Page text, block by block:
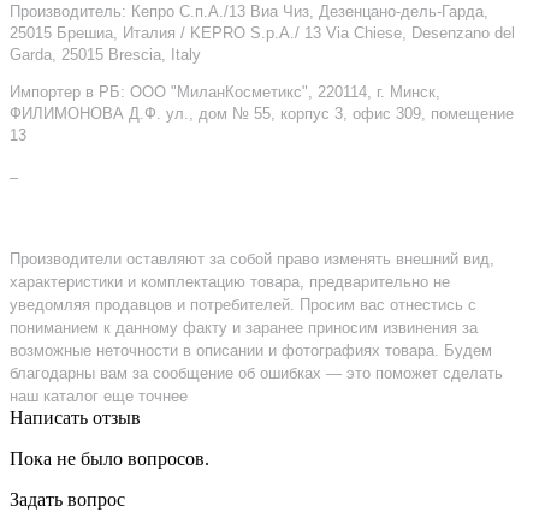
Производитель: Кепро С.п.А./13 Виа Чиз, Дезенцано-дель-Гарда,
25015 Брешиа, Италия / KEPRO S.p.A./ 13 Via Chiese, Desenzano del
Garda, 25015 Brescia, Italy
Импортер в РБ: ООО "МиланКосметикс", 220114, г. Минск,
ФИЛИМОНОВА Д.Ф. ул., дом № 55, корпус 3, офис 309, помещение
13
–
Производители оставляют за собой право изменять внешний вид,
характеристики и комплектацию товара, предварительно не
уведомляя продавцов и потребителей. Просим вас отнестись с
пониманием к данному факту и заранее приносим извинения за
возможные неточности в описании и фотографиях товара. Будем
благодарны вам за сообщение об ошибках — это поможет сделать
наш каталог еще точнее
Написать отзыв
Пока не было вопросов.
Задать вопрос